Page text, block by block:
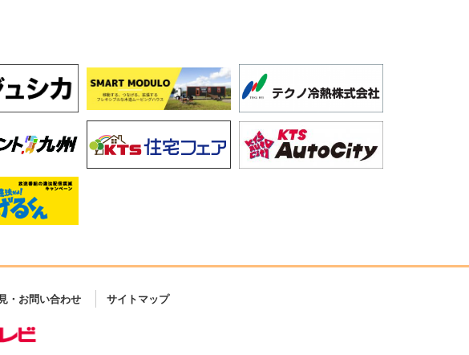
・お問い合わせ サイトマップ